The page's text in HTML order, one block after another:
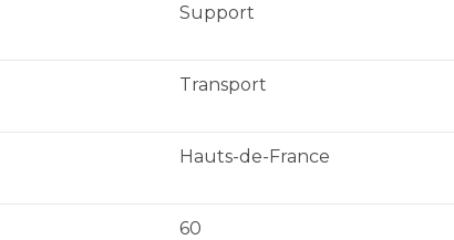
Support
Transport
Hauts-de-France
60